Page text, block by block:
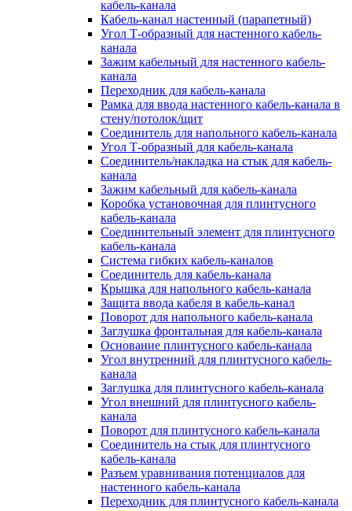
кабель-канала
Кабель-канал настенный (парапетный)
Угол Т-образный для настенного кабель-
канала
Зажим кабельный для настенного кабель-
канала
Переходник для кабель-канала
Рамка для ввода настенного кабель-канала в
стену/потолок/щит
Соединитель для напольного кабель-канала
Угол Т-образный для кабель-канала
Соединитель/накладка на стык для кабель-
канала
Зажим кабельный для кабель-канала
Коробка установочная для плинтусного
кабель-канала
Соединительный элемент для плинтусного
кабель-канала
Система гибких кабель-каналов
Соединитель для кабель-канала
Крышка для напольного кабель-канала
Защита ввода кабеля в кабель-канал
Поворот для напольного кабель-канала
Заглушка фронтальная для кабель-канала
Основание плинтусного кабель-канала
Угол внутренний для плинтусного кабель-
канала
Заглушка для плинтусного кабель-канала
Угол внешний для плинтусного кабель-
канала
Поворот для плинтусного кабель-канала
Соединитель на стык для плинтусного
кабель-канала
Разъем уравнивания потенциалов для
настенного кабель-канала
Переходник для плинтусного кабель-канала